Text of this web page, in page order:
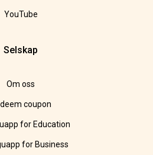
YouTube
Selskap
Om oss
coupon
for Education
for Business